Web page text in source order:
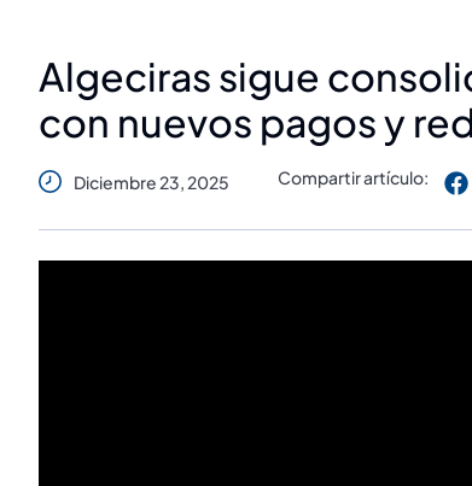
Algeciras sigue
con nuevos pagos y
Diciembre 23, 2025 Compartir artículo: